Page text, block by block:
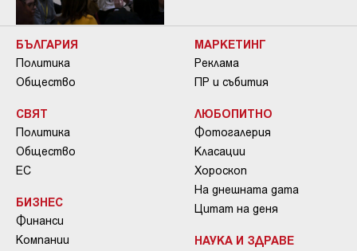
БЪЛГАРИЯ
Политика
Общество
СВЯТ
Политика
Общество
ЕС
БИЗНЕС
Финанси
Компании
МАРКЕТИНГ
Реклама
ПР и събития
ЛЮБОПИТНО
Фотогалерия
Класации
Хороскоп
На днешната дата
Цитат на деня
НАУКА И ЗДРАВЕ